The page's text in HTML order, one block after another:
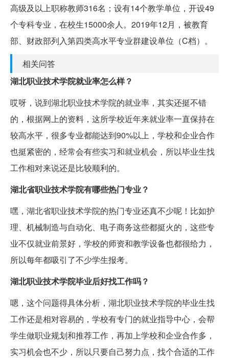
高级及以上职称教师316名；设有14个教学单位，开设49
个专科专业，在校生15000余人。2019年12月，被教育
部、财政部列入第四类高水平专业群建设单位（C档）。
相关问答
湖北职业技术学院就业率怎么样？
哎呀，说到湖北职业技术学院的就业率，其实还挺不错
的，根据网上的资料，这所学校近年来就业率一直保持在
较高水平，很多专业都能达到90%以上，学校和企业合作
也挺紧密的，经常会有些实习和就业机会，所以毕业生找
工作相对来说还是比较顺利的。
湖北省职业技术学院有哪些热门专业？
嘿，湖北省职业技术学院的热门专业还真不少呢！比如护
理、机械制造与自动化、电子商务这些都挺火的，这些专
业不仅就业前景好，学校的师资和教学设备也都很给力，
所以每年都吸引了不少学生报考。
湖北职业技术学院毕业后好找工作吗？
嗯，这个问题得具体分析，湖北职业技术学院的毕业生找
工作还是相对容易的，学校有专门的就业指导中心，会帮
学生做职业规划和推荐工作，再加上学校和企业合作多，
实习机会也不少，所以只要自己努力点，找个合适的工作